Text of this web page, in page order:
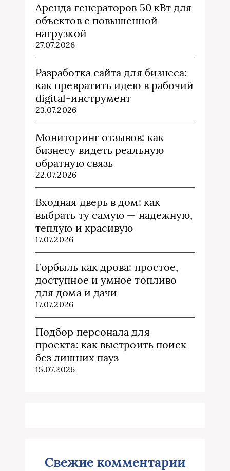
Аренда генераторов 50 кВт для
объектов с повышенной
нагрузкой
27.07.2026
Разработка сайта для бизнеса:
как превратить идею в рабочий
digital-инструмент
23.07.2026
Мониторинг отзывов: как
бизнесу видеть реальную
обратную связь
22.07.2026
Входная дверь в дом: как
выбрать ту самую — надежную,
теплую и красивую
17.07.2026
Горбыль как дрова: простое,
доступное и умное топливо
для дома и дачи
17.07.2026
Подбор персонала для
проекта: как выстроить поиск
без лишних пауз
15.07.2026
Свежие комментарии